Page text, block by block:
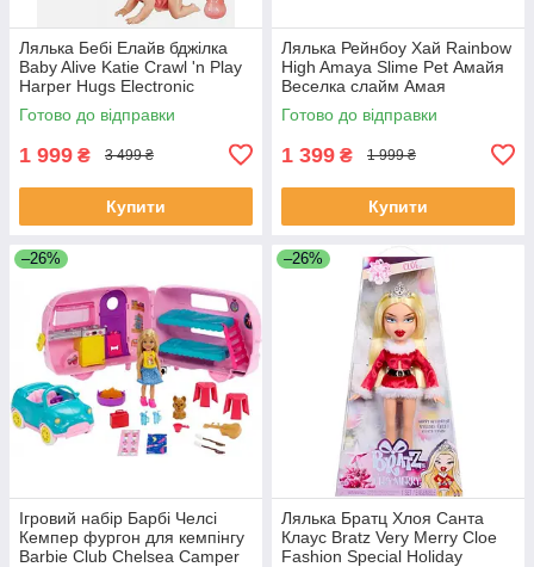
Лялька Бебі Елайв бджілка
Baby Alive Katie Crawl 'n Play
Harper Hugs Electronic
Crawling
Готово до відправки
1 999 ₴ 3 499 ₴
Купити
Лялька Рейнбоу Хай Rainbow
High Amaya Slime Pet Амайя
Веселка слайм Амая
Готово до відправки
1 399 ₴ 1 999 ₴
Купити
–26%
Ігровий набір Барбі Челсі
Кемпер фургон для кемпінгу
Barbie Club Chelsea Camper
–26%
Лялька Братц Хлоя Санта
Клаус Bratz Very Merry Cloe
Fashion Special Holiday